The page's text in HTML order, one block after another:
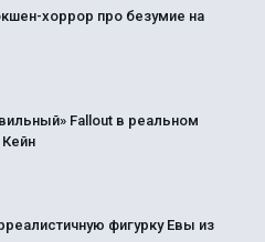
хоррор про безумие на
Fallout в реальном
фигурку Евы из